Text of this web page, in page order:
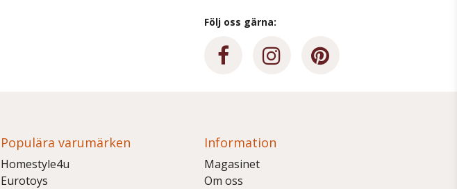
Följ oss gärna:
Populära varumärken
Homestyle4u
Eurotoys
Information
Magasinet
Om oss